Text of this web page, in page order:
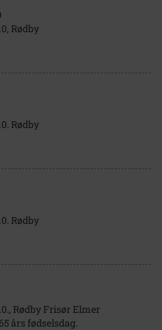
Rødby
Rødby
Rødby
Rødby Frisør Elmer
års fødselsdag.